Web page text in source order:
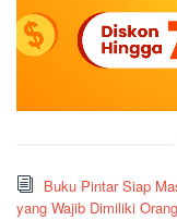
Buku Pintar Siap
yang Wajib Dimiliki